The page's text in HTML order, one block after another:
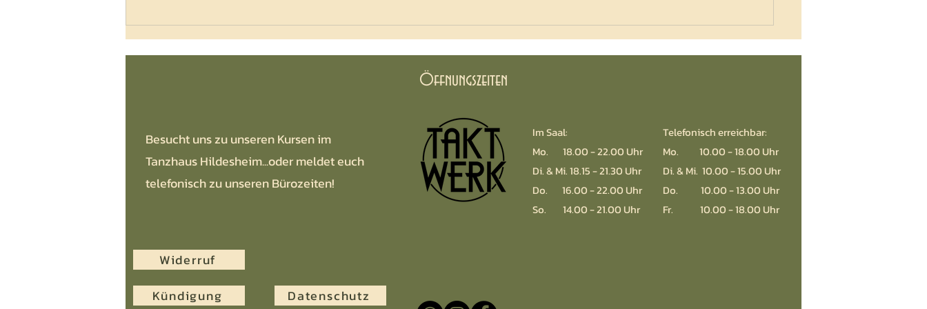
Öffnungszeiten
Besucht uns zu unseren Kursen im
Tanzhaus Hildesheim...oder meldet euch
telefonisch zu unseren Bürozeiten!
Im Saal:
Mo. 18.00 - 22.00 Uhr
Di. & Mi. 18.15 - 21.30 Uhr
Do. 16.00 - 22.00 Uhr
So. 14.00 - 21.00 Uhr
Telefonisch erreichbar:
Mo. 10.00 - 18.00 Uhr
Di. & Mi. 10.00 - 15.00 Uhr
Do. 10.00 - 13.00 Uhr
Fr. 10.00 - 18.00 Uhr
Widerruf
Kündigung
Datenschutz